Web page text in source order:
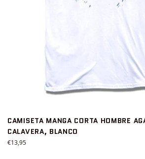
CAMISETA MANGA CORTA HOMBRE
CALAVERA, BLANCO
Precio
€13,95